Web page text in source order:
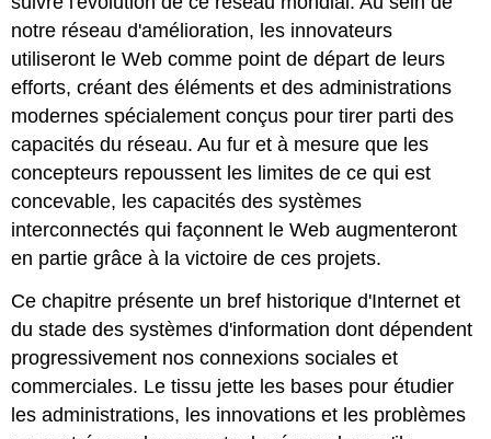
notre réseau d'amélioration, les innovateurs
utiliseront le Web comme point de départ de leurs
efforts, créant des éléments et des administrations
modernes spécialement conçus pour tirer parti des
capacités du réseau. Au fur et à mesure que les
concepteurs repoussent les limites de ce qui est
concevable, les capacités des systèmes
interconnectés qui façonnent le Web augmenteront
en partie grâce à la victoire de ces projets.
Ce chapitre présente un bref historique d'Internet et
du stade des systèmes d'information dont dépendent
progressivement nos connexions sociales et
commerciales. Le tissu jette les bases pour étudier
les administrations, les innovations et les problèmes